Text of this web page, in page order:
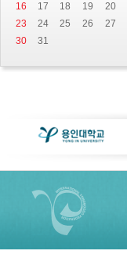
16
17 18 19 20
23
24 25 26 27
30
31